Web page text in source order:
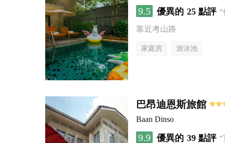
9.5 優異的 25 點評
靠近考山路
家庭房 游泳池
巴昂迪恩斯旅館
Baan Dinso
9.9 優異的 39 點評